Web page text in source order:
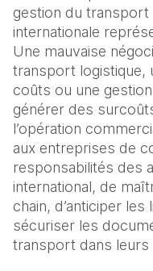
gestion du transport
internationale
Une mauvaise
transport logistique,
coûts ou une
générer des
l’opération
aux entreprises de
responsabilités des
international, de
chain, d’anticiper
sécuriser les
transport dans